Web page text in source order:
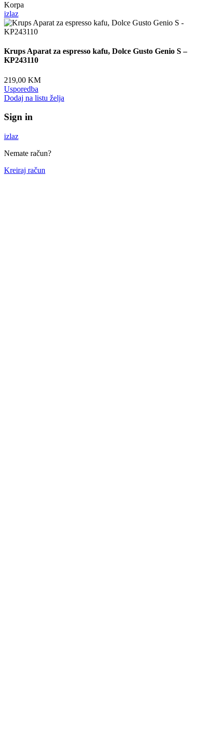
Korpa
izlaz
Krups Aparat za espresso kafu, Dolce Gusto Genio S –
KP243110
219,00 KM
Usporedba
Dodaj na listu želja
Sign in
izlaz
Nemate račun?
Kreiraj račun